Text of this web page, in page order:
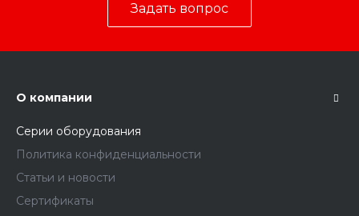
Задать вопрос
О компании
Серии оборудования
Политика конфиденциальности
Статьи и новости
Сертификаты